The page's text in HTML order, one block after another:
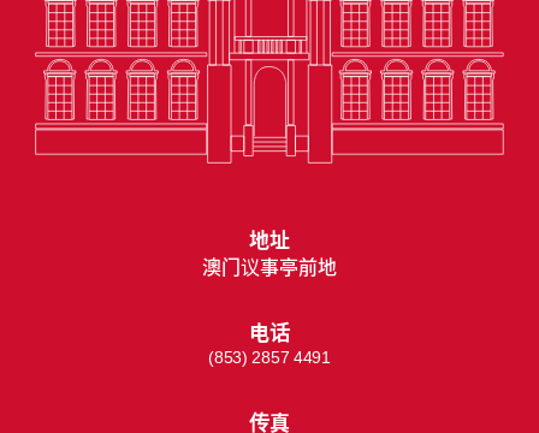
地址
澳门议事亭前地
电话
(853) 2857 4491
传真